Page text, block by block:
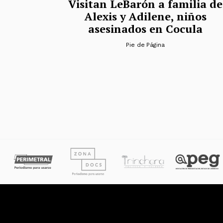
Visitan LeBarón a familia de
Alexis y Adilene, niños
asesinados en Cocula
Pie de Página